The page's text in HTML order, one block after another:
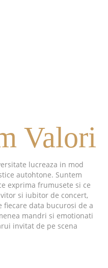
Valori
lucreaza in mod
autohtone. Suntem
exprima frumusete si ce
si iubitor de concert,
data bucurosi de a
mandri si emotionati
invitat de pe scena